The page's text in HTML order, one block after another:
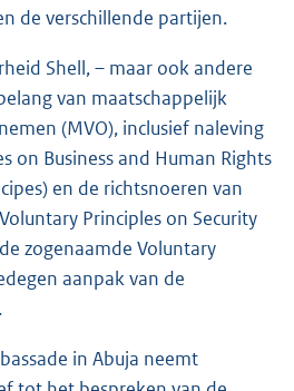
de verschillende partijen.
Shell, – maar ook andere
van maatschappelijk
(MVO), inclusief naleving
on Business and Human Rights
en de richtsnoeren van
Principles on Security
zogenaamde Voluntary
aanpak van de
in Abuja neemt